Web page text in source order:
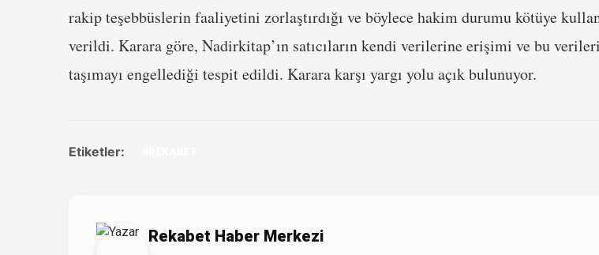
rakip teşebbüslerin faaliyetini zorlaştırdığı ve böylece hakim durumu kötüye
verildi. Karara göre, Nadirkitap’ın satıcıların kendi verilerine erişimi ve bu
taşımayı engellediği tespit edildi. Karara karşı yargı yolu açık bulunuyor.
Etiketler:
Rekabet Haber Merkezi